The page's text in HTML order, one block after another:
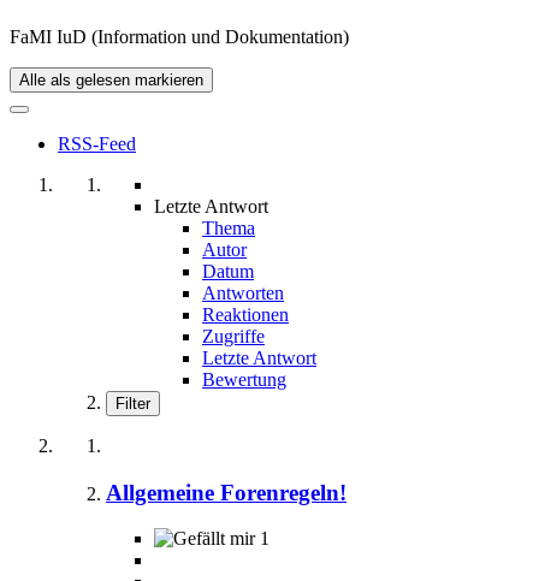
FaMI IuD (Information und Dokumentation)
Alle als gelesen markieren
RSS-Feed
Letzte Antwort
Thema
Autor
Datum
Antworten
Reaktionen
Zugriffe
Letzte Antwort
Bewertung
Filter
Allgemeine Forenregeln!
1